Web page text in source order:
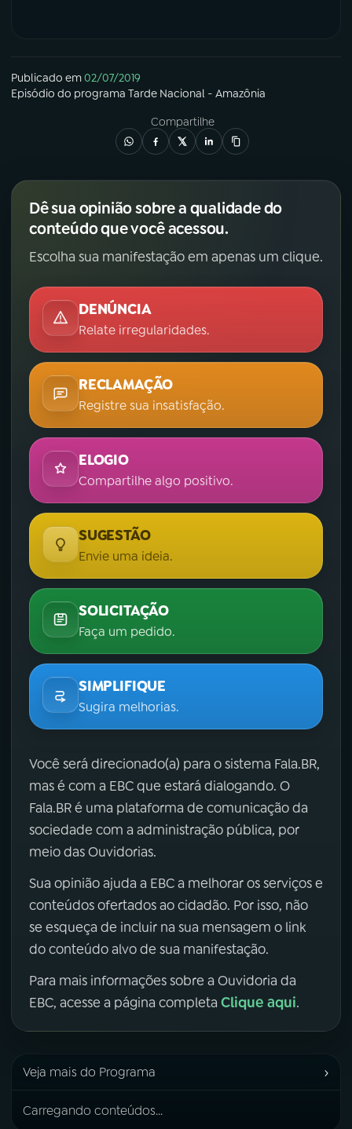
Publicado em02/07/2019
Episódio do programa Tarde Nacional - Amazônia
Compartilhe
Dê sua opinião sobre a qualidade do
conteúdo que você acessou.
Escolha sua manifestação em apenas um clique.
DENÚNCIA
Relate irregularidades.
RECLAMAÇÃO
Registre sua insatisfação.
ELOGIO
Compartilhe algo positivo.
SUGESTÃO
Envie uma ideia.
SOLICITAÇÃO
Faça um pedido.
SIMPLIFIQUE
Sugira melhorias.
Você será direcionado(a) para o sistema Fala.BR,
mas é com a EBC que estará dialogando. O
Fala.BR é uma plataforma de comunicação da
sociedade com a administração pública, por
meio das Ouvidorias.
Sua opinião ajuda a EBC a melhorar os serviços e
conteúdos ofertados ao cidadão. Por isso, não
se esqueça de incluir na sua mensagem o link
do conteúdo alvo de sua manifestação.
Para mais informações sobre a Ouvidoria da
EBC, acesse a página completa Clique aqui.
Veja mais do Programa ›
Carregando conteúdos...